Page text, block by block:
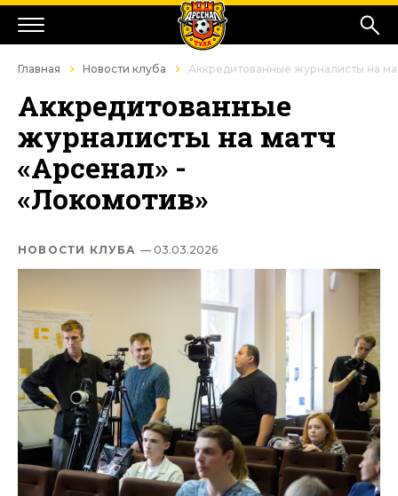
Главная Новости клуба Аккредитованные журналисты на
Аккредитованные
журналисты на матч
«Арсенал» -
«Локомотив»
НОВОСТИ КЛУБА — 03.03.2026